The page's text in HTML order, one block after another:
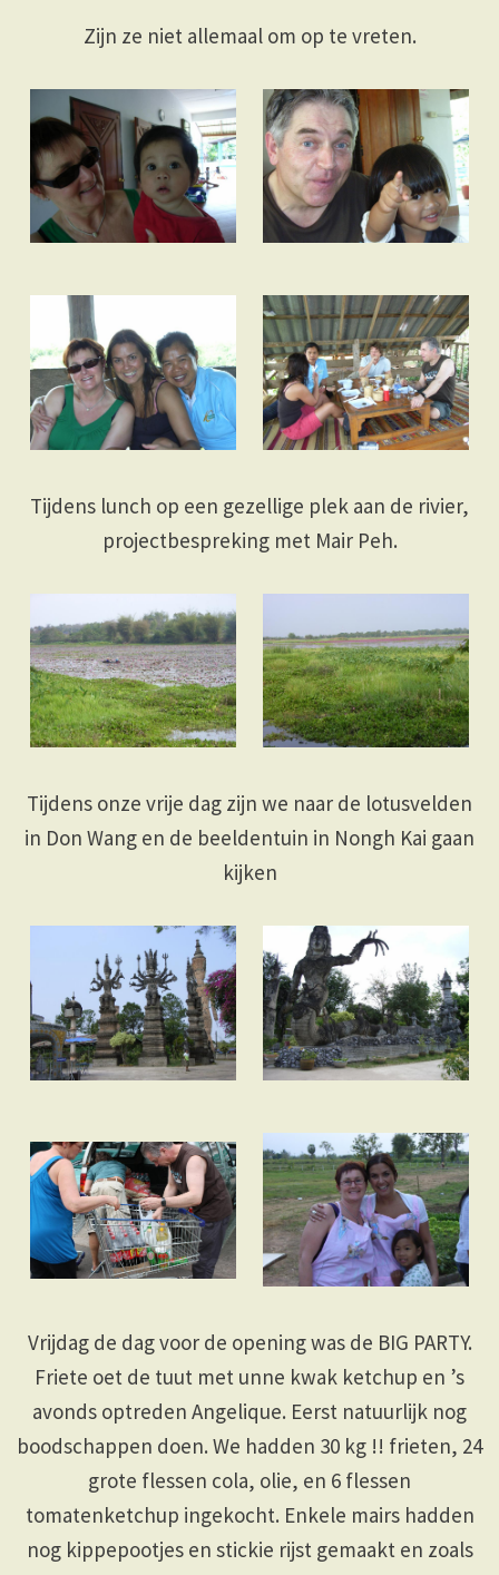
Zijn ze niet allemaal om op te vreten.
Tijdens lunch op een gezellige plek aan de rivier,
projectbespreking met Mair Peh.
Tijdens onze vrije dag zijn we naar de lotusvelden
in Don Wang en de beeldentuin in Nongh Kai gaan
kijken
Vrijdag de dag voor de opening was de BIG PARTY.
Friete oet de tuut met unne kwak ketchup en ’s
avonds optreden Angelique. Eerst natuurlijk nog
boodschappen doen. We hadden 30 kg !! frieten, 24
grote flessen cola, olie, en 6 flessen
tomatenketchup ingekocht. Enkele mairs hadden
nog kippepootjes en stickie rijst gemaakt en zoals